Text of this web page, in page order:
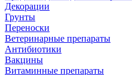
Декорации
Грунты
Переноски
Ветеринарные препараты
Антибиотики
Вакцины
Витаминные препараты